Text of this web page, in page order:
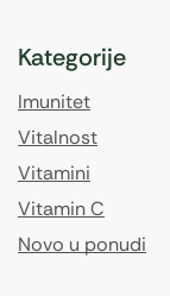
Kategorije
Imunitet
Vitalnost
Vitamini
Vitamin C
Novo u ponudi